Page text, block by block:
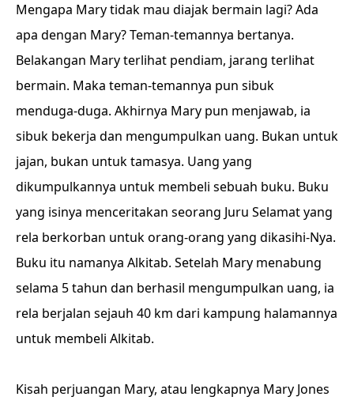
Mengapa Mary tidak mau diajak bermain lagi? Ada
apa dengan Mary? Teman-temannya bertanya.
Belakangan Mary terlihat pendiam, jarang terlihat
bermain. Maka teman-temannya pun sibuk
menduga-duga. Akhirnya Mary pun menjawab, ia
sibuk bekerja dan mengumpulkan uang. Bukan untuk
jajan, bukan untuk tamasya. Uang yang
dikumpulkannya untuk membeli sebuah buku. Buku
yang isinya menceritakan seorang Juru Selamat yang
rela berkorban untuk orang-orang yang dikasihi-Nya.
Buku itu namanya Alkitab. Setelah Mary menabung
selama 5 tahun dan berhasil mengumpulkan uang, ia
rela berjalan sejauh 40 km dari kampung halamannya
untuk membeli Alkitab.
Kisah perjuangan Mary, atau lengkapnya Mary Jones